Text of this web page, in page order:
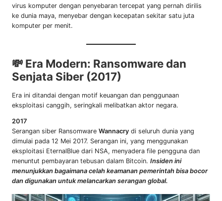
virus komputer dengan penyebaran tercepat yang pernah dirilis
ke dunia maya, menyebar dengan kecepatan sekitar satu juta
komputer per menit.
💸 Era Modern: Ransomware dan
Senjata Siber (2017)
Era ini ditandai dengan motif keuangan dan penggunaan
eksploitasi canggih, seringkali melibatkan aktor negara.
2017
Serangan siber Ransomware Wannacry di seluruh dunia yang
dimulai pada 12 Mei 2017. Serangan ini, yang menggunakan
eksploitasi EternalBlue dari NSA, menyadera file pengguna dan
menuntut pembayaran tebusan dalam Bitcoin. Insiden ini
menunjukkan bagaimana celah keamanan pemerintah bisa bocor
dan digunakan untuk melancarkan serangan global.